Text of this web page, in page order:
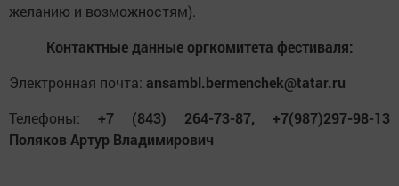
желанию и возможностям).
Контактные данные оргкомитета фестиваля:
Электронная почта: ansambl.bermenchek@tatar.ru
Телефоны: +7 (843) 264-73-87, +7(987)297-98-13
Поляков Артур Владимирович